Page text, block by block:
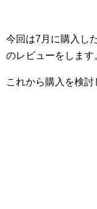
今回は7月に購入し
のレビューをします
これから購入を検討